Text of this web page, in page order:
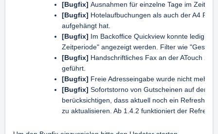
[Bugfix] Ausnahmen für einzelne Tage im
[Bugfix] Hotelaufbuchungen als auch der A4
aufgehängt hat.
[Bugfix] Im Backoffice Quickview konnte
Zeitperiode" angezeigt werden. Filter wie
[Bugfix] Handschriftliches Fax an der ATouch 2,
geführt.
[Bugfix] Freie Adresseingabe wurde nicht mehr
[Bugfix] Sofortstorno von Gutscheinen auf dem
berücksichtigen, dass aktuell noch ein Refresh
zu aktualisieren. Ab 1.4.2 funktioniert der Refresh